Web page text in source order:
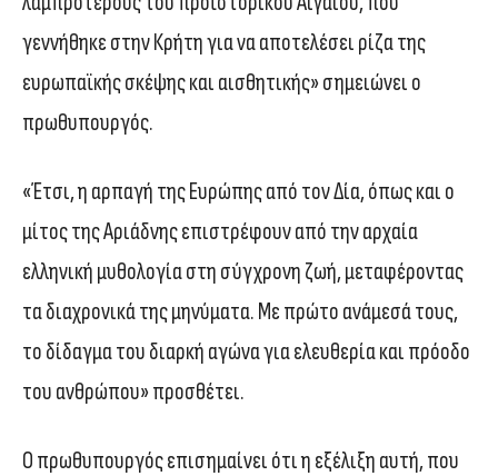
γεννήθηκε στην Κρήτη για να αποτελέσει ρίζα της
ευρωπαϊκής σκέψης και αισθητικής» σημειώνει ο
πρωθυπουργός.
«Έτσι, η αρπαγή της Ευρώπης από τον Δία, όπως και ο
μίτος της Αριάδνης επιστρέφουν από την αρχαία
ελληνική μυθολογία στη σύγχρονη ζωή, μεταφέροντας
τα διαχρονικά της μηνύματα. Με πρώτο ανάμεσά τους,
το δίδαγμα του διαρκή αγώνα για ελευθερία και πρόοδο
του ανθρώπου» προσθέτει.
Ο πρωθυπουργός επισημαίνει ότι η εξέλιξη αυτή, που